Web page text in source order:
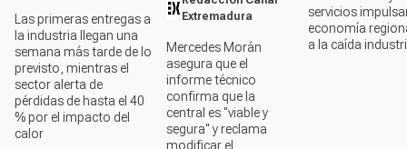
Las primeras entregas a
la industria llegan una
semana más tarde de lo
previsto, mientras el
sector alerta de
pérdidas de hasta el 40
% por el impacto del
calor
Extremadura
Mercedes Morán
asegura que el
informe técnico
confirma que la
central es "viable y
segura" y reclama
modificar el
servicios
economía
a la caída